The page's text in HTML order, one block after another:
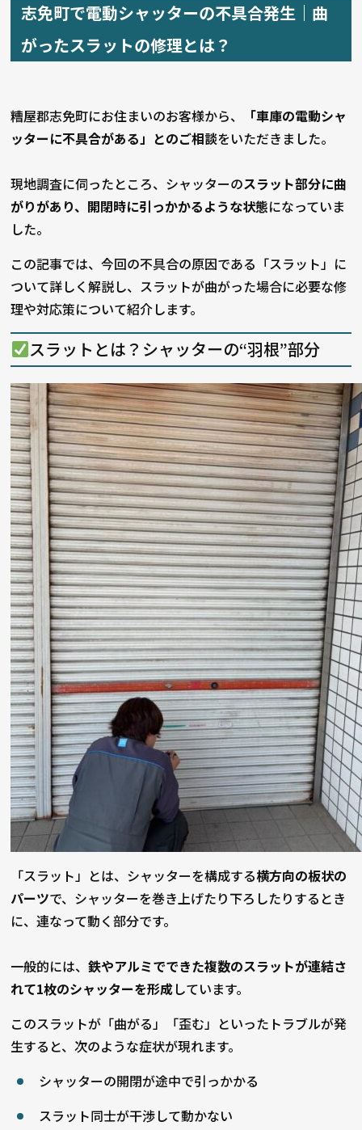
志免町で電動シャッターの不具合発生｜曲
がったスラットの修理とは？
糟屋郡志免町にお住まいのお客様から、
「車庫の電動シャ
ッターに不具合がある」とのご相談をいただきました。
現地調査に伺ったところ、シャッターのスラット部分に曲
がりがあり、開閉時に引っかかるような状態になっていま
した。
この記事では、今回の不具合の原因である「スラット」に
ついて詳しく解説し、スラットが曲がった場合に必要な修
理や対応策について紹介します。
スラットとは？シャッターの“羽根”部分
「スラット」とは、シャッターを構成する横方向の板状の
パーツで、シャッターを巻き上げたり下ろしたりするとき
に、連なって動く部分です。
一般的には、鉄やアルミでできた複数のスラットが連結さ
れて1枚のシャッターを形成しています。
このスラットが「曲がる」「歪む」といったトラブルが発
生すると、次のような症状が現れます。
シャッターの開閉が途中で引っかかる
スラット同士が干渉して動かない